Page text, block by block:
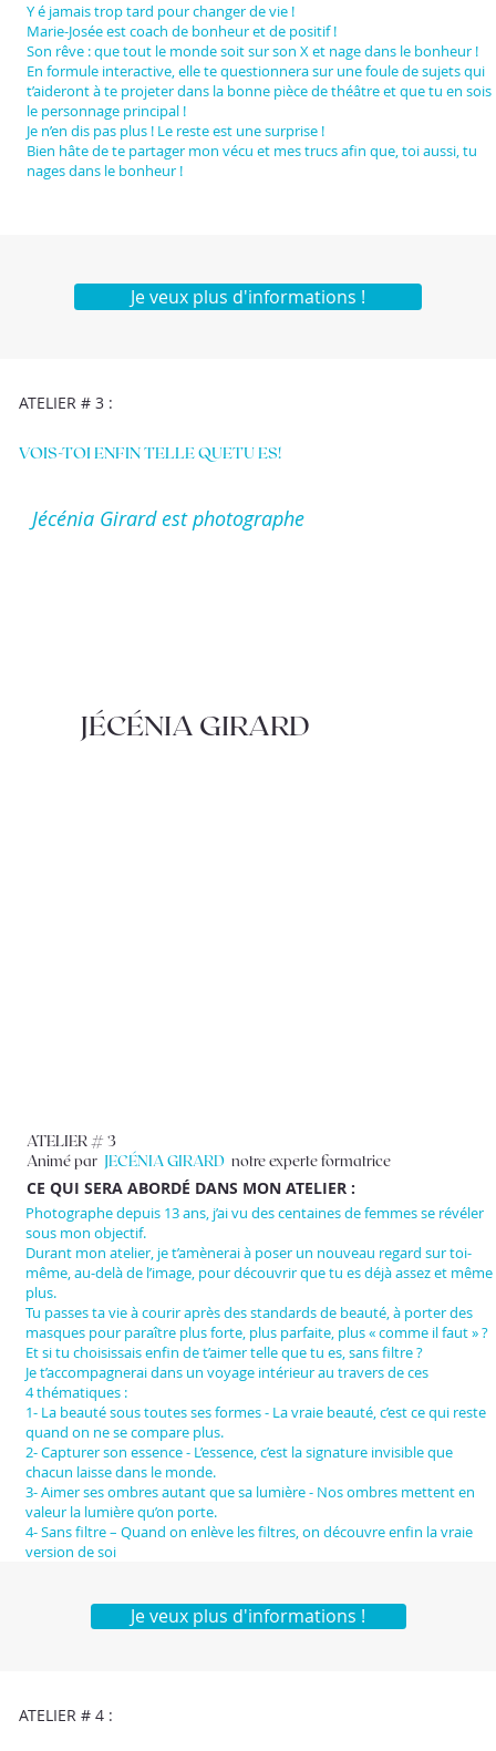
Y é jamais trop tard pour changer de vie !
Marie-Josée est coach de bonheur et de positif !
Son rêve : que tout le monde soit sur son X et nage dans le bonheur !
En formule interactive, elle te questionnera sur une foule de sujets qui
t’aideront à te projeter dans la bonne pièce de théâtre et que tu en sois
le personnage principal !
Je n’en dis pas plus ! Le reste est une surprise !
Bien hâte de te partager mon vécu et mes trucs afin que, toi aussi, tu
nages dans le bonheur !
Je veux plus d'informations !
ATELIER # 3 :
VOIS-TOI ENFIN TELLE QUETU ES!
Jécénia Girard est photographe
JÉCÉNIA GIRARD
ATELIER # 3
Animé par JECÉNIA GIRARD notre experte formatrice
CE QUI SERA ABORDÉ DANS MON ATELIER :
Photographe depuis 13 ans, j’ai vu des centaines de femmes se révéler
sous mon objectif.
Durant mon atelier, je t’amènerai à poser un nouveau regard sur toi-
même, au-delà de l’image, pour découvrir que tu es déjà assez et même
plus.
Tu passes ta vie à courir après des standards de beauté, à porter des
masques pour paraître plus forte, plus parfaite, plus « comme il faut » ?
Et si tu choisissais enfin de t’aimer telle que tu es, sans filtre ?
Je t’accompagnerai dans un voyage intérieur au travers de ces
4 thématiques :
1- La beauté sous toutes ses formes - La vraie beauté, c’est ce qui reste
quand on ne se compare plus.
2- Capturer son essence - L’essence, c’est la signature invisible que
chacun laisse dans le monde.
3- Aimer ses ombres autant que sa lumière - Nos ombres mettent en
valeur la lumière qu’on porte.
4- Sans filtre – Quand on enlève les filtres, on découvre enfin la vraie
version de soi
Je veux plus d'informations !
ATELIER # 4 :